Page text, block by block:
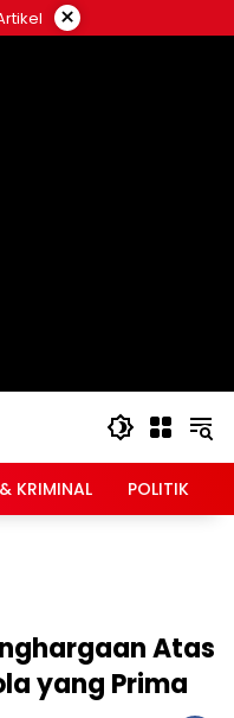
×
KRIMINAL POLITIK
Atas
yang Prima